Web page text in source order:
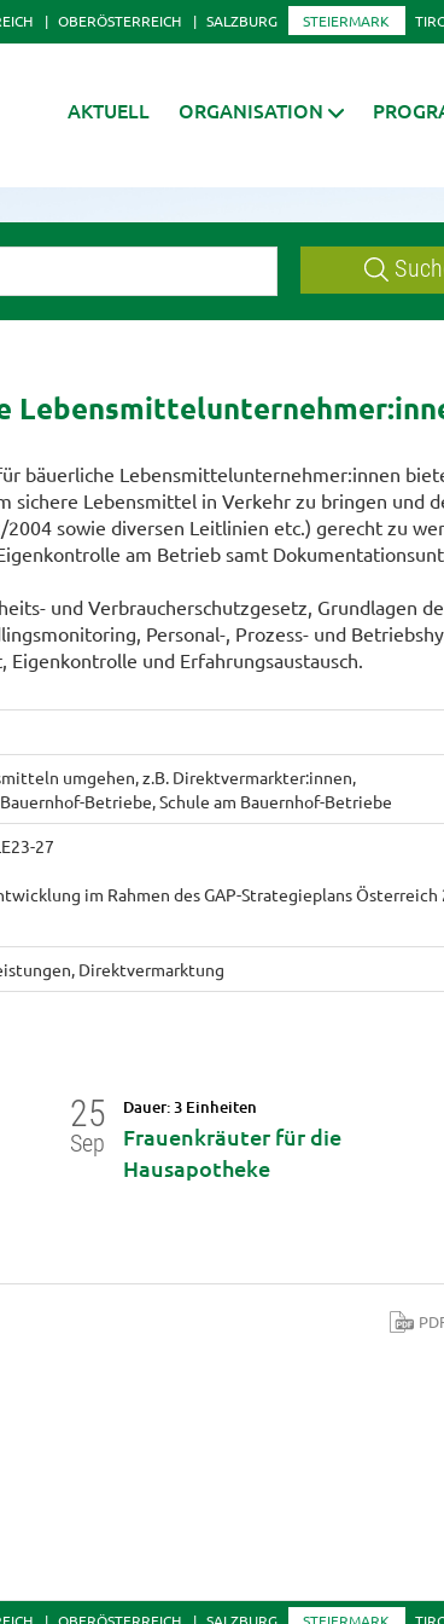
OBERÖSTERREICH SALZBURG STEIERMARK
AKTUELL ORGANISATION
bäuerliche Lebensmittelunternehmer:innen
sichere Lebensmittel in Verkehr zu bringen und
sowie diversen Leitlinien etc.) gerecht zu
am Betrieb samt
und Verbraucherschutzgesetz, Grundlagen
Personal-, Prozess- und
und Erfahrungsaustausch.
umgehen, z.B. Direktvermarkter:innen,
Betriebe, Schule am Bauernhof-Betriebe
27
im Rahmen des GAP-Strategieplans Österreich
Direktvermarktung
25
Sep
Dauer: 3 Einheiten
Frauenkräuter für die
Hausapotheke